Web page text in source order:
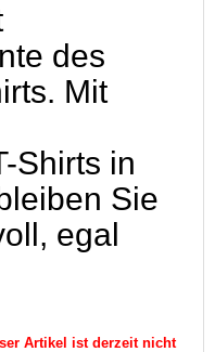
des
Mit
Shirts in
Sie
egal
Artikel ist derzeit nicht